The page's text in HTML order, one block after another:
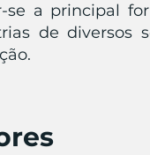
se a principal
de diversos